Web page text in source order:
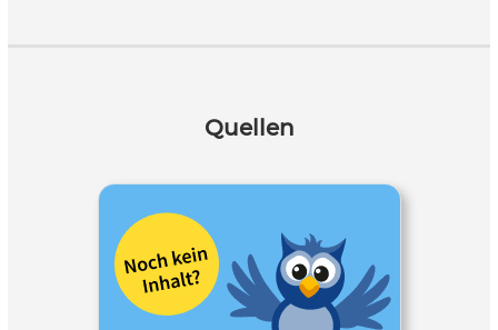
Quellen